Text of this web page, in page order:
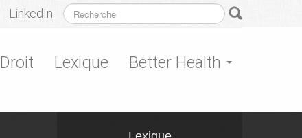
LinkedIn
Droit Lexique Better Health